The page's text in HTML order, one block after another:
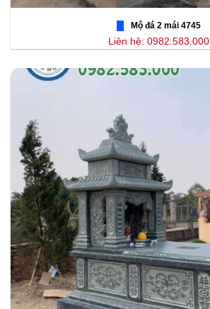
Mộ đá 2 mái 4745
Liên hệ: 0982.583.000